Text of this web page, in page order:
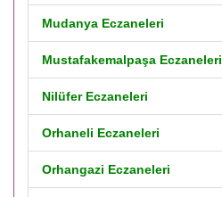
Mudanya Eczaneleri
Mustafakemalpaşa Eczaneleri
Nilüfer Eczaneleri
Orhaneli Eczaneleri
Orhangazi Eczaneleri